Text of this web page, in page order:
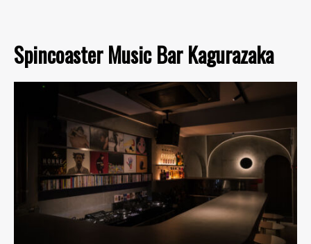
Spincoaster Music Bar Kagurazaka